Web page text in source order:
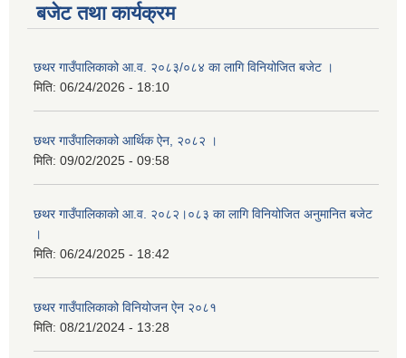
बजेट तथा कार्यक्रम
छथर गाउँपालिकाको आ.व. २०८३/०८४ का लागि विनियोजित बजेट ।
मिति: 06/24/2026 - 18:10
छथर गाउँपालिकाको आर्थिक ऐन, २०८२ ।
मिति: 09/02/2025 - 09:58
छथर गाउँपालिकाको आ.व. २०८२।०८३ का लागि विनियोजित अनुमानित बजेट
।
मिति: 06/24/2025 - 18:42
छथर गाउँपालिकाको विनियोजन ऐन २०८१
मिति: 08/21/2024 - 13:28